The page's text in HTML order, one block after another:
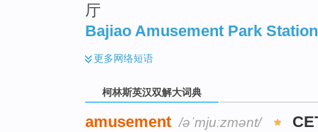
厅
Bajiao Amusement Park Station
更多网络短语
柯林斯英汉双解大词典
amusement /əˈmjuːzmənt/